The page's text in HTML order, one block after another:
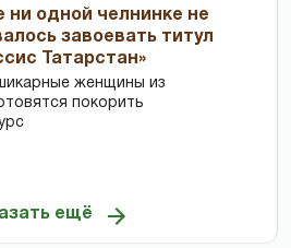
ни одной челнинке не
завоевать титул
Татарстан»
женщины из
покорить
ещё